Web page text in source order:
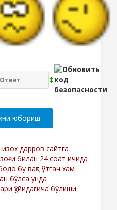
изох дарров сайтга
билан 24 соат ичида
бу вақт ўтгач хам
бўлса унда
қўйидагича бўлиши